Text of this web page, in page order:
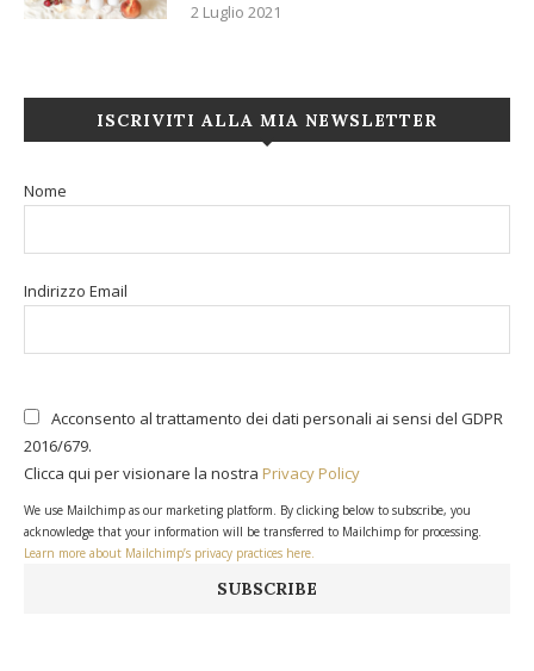
2 Luglio 2021
ISCRIVITI ALLA MIA NEWSLETTER
Nome
Indirizzo Email
Acconsento al trattamento dei dati personali ai sensi del GDPR
2016/679.
Clicca qui per visionare la nostra Privacy Policy
We use Mailchimp as our marketing platform. By clicking below to subscribe, you
acknowledge that your information will be transferred to Mailchimp for processing.
Learn more about Mailchimp’s privacy practices here.